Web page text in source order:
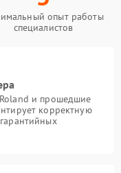
опыт работы
специалистов
и прошедшие
корректную